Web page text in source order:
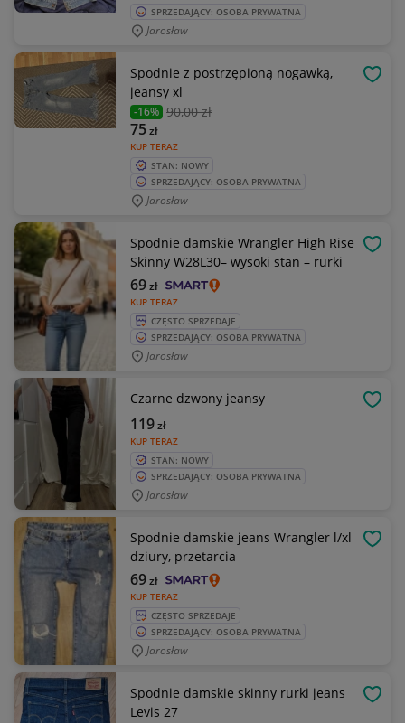
SPRZEDAJĄCY: OSOBA PRYWATNA
Jarosław
Spodnie z postrzępioną nogawką,
jeansy xl
-16% 90,00 zł
KUP TERAZ
75zł
STAN: NOWY
SPRZEDAJĄCY: OSOBA PRYWATNA
Jarosław
Spodnie damskie Wrangler High Rise
Skinny W28L30– wysoki stan – rurki
KUP TERAZ
69zł
CZĘSTO SPRZEDAJE
SPRZEDAJĄCY: OSOBA PRYWATNA
Jarosław
Czarne dzwony jeansy
KUP TERAZ
119zł
STAN: NOWY
SPRZEDAJĄCY: OSOBA PRYWATNA
Jarosław
Spodnie damskie jeans Wrangler l/xl
dziury, przetarcia
KUP TERAZ
69zł
CZĘSTO SPRZEDAJE
SPRZEDAJĄCY: OSOBA PRYWATNA
Jarosław
Spodnie damskie skinny rurki jeans
Levis 27